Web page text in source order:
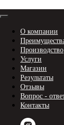
О компании
Производство
Услуги
Магазин
Результаты
Отзывы
Вопрос -
Контакты